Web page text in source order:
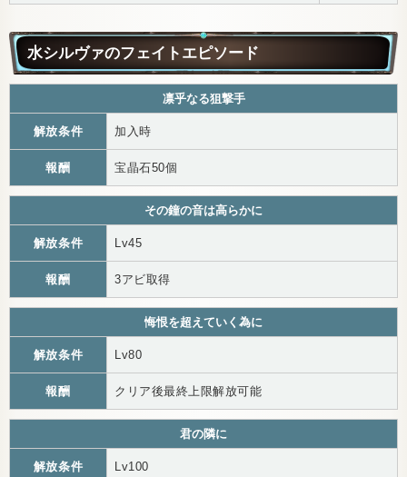
水シルヴァのフェイトエピソード
凛乎なる狙撃手
解放条件 加入時
報酬 宝晶石50個
その鐘の音は高らかに
解放条件 Lv45
報酬 3アビ取得
悔恨を超えていく為に
解放条件 Lv80
報酬 クリア後最終上限解放可能
君の隣に
解放条件 Lv100